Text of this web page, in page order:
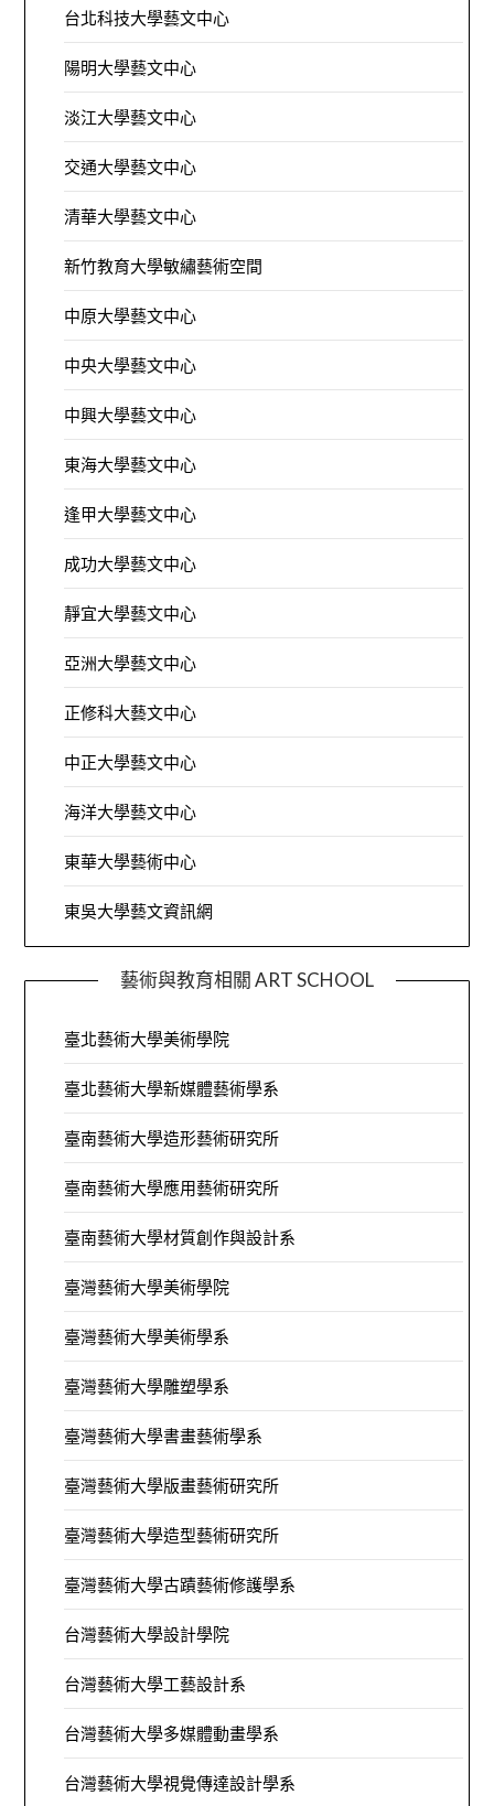
台北科技大學藝文中心
陽明大學藝文中心
淡江大學藝文中心
交通大學藝文中心
清華大學藝文中心
新竹教育大學敏繡藝術空間
中原大學藝文中心
中央大學藝文中心
中興大學藝文中心
東海大學藝文中心
逢甲大學藝文中心
成功大學藝文中心
靜宜大學藝文中心
亞洲大學藝文中心
正修科大藝文中心
中正大學藝文中心
海洋大學藝文中心
東華大學藝術中心
東吳大學藝文資訊網
藝術與教育相關 ART SCHOOL
臺北藝術大學美術學院
臺北藝術大學新媒體藝術學系
臺南藝術大學造形藝術研究所
臺南藝術大學應用藝術研究所
臺南藝術大學材質創作與設計系
臺灣藝術大學美術學院
臺灣藝術大學美術學系
臺灣藝術大學雕塑學系
臺灣藝術大學書畫藝術學系
臺灣藝術大學版畫藝術研究所
臺灣藝術大學造型藝術研究所
臺灣藝術大學古蹟藝術修護學系
台灣藝術大學設計學院
台灣藝術大學工藝設計系
台灣藝術大學多媒體動畫學系
台灣藝術大學視覺傳達設計學系